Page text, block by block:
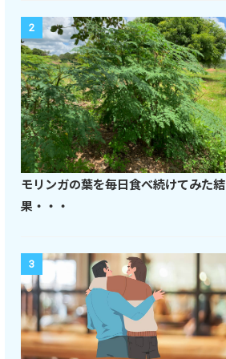
2
モリンガの葉を毎日食べ続けてみた結
果・・・
3